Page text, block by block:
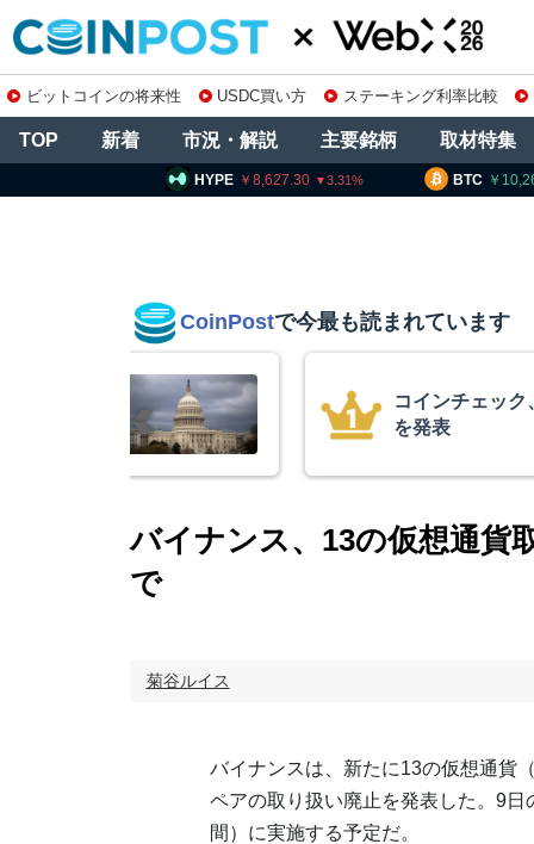
ビットコインの将来性 USDC買い方 ステーキング利率比較
TOP 新着 市況・解説 主要銘柄 取材特集
BTC 10,260,001 ETH
CoinPostで今最も読まれています
15年間休眠の
平均取得単価は
バイナンス、13の仮想通
で
菊谷ルイス
バイナンスは、新たに13の仮想通貨
ペアの取り扱い廃止を発表した。9日
間）に実施する予定だ。